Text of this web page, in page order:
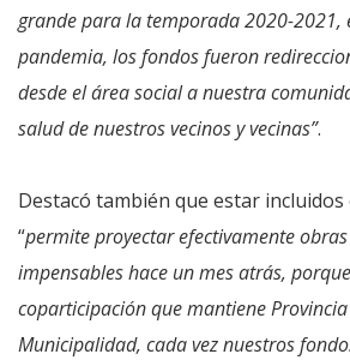
grande para la temporada 2020-2021,
pandemia, los fondos fueron
desde el área social a nuestra
salud de nuestros vecinos y vecinas”.
Destacó también que estar
“permite proyectar efectivamente
impensables hace un mes atrás,
coparticipación que mantiene
Municipalidad, cada vez nuestros